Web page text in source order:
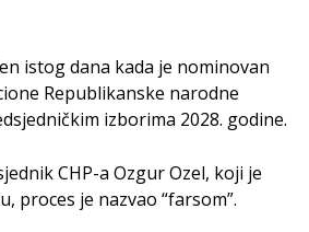
istog dana kada je nominovan
Republikanske narodne
izborima 2028. godine.
CHP-a Ozgur Ozel, koji je
proces je nazvao “farsom”.